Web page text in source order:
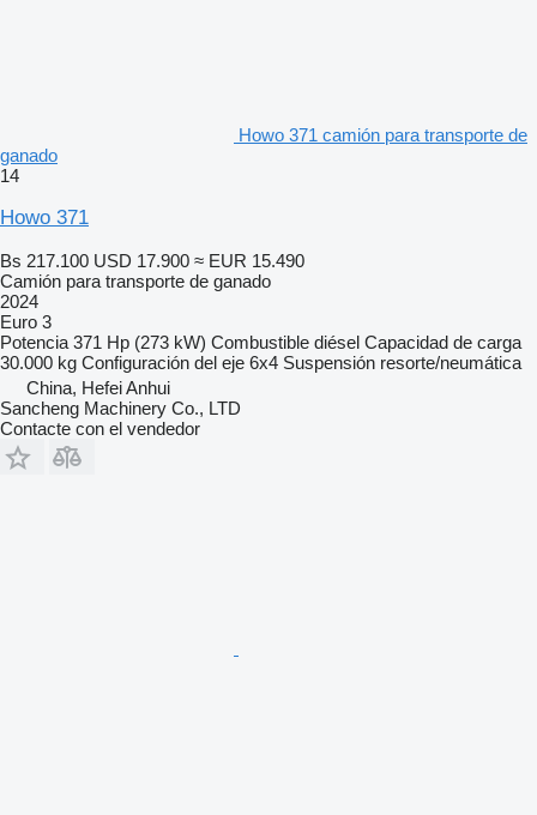
Howo 371 camión para transporte de
ganado
14
Howo 371
Bs 217.100 USD 17.900 ≈ EUR 15.490
Camión para transporte de ganado
2024
Euro 3
Potencia 371 Hp (273 kW) Combustible diésel Capacidad de carga
30.000 kg Configuración del eje 6x4 Suspensión resorte/neumática
China, Hefei Anhui
Sancheng Machinery Co., LTD
Contacte con el vendedor